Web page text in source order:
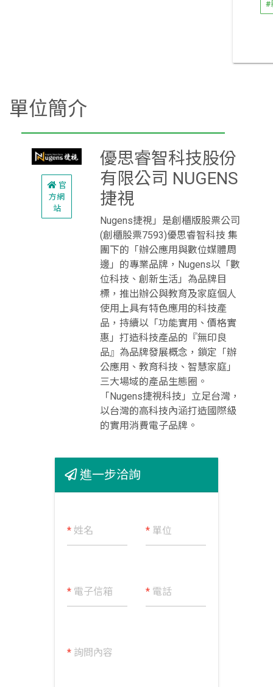
#
單位簡介
官
方網
站
優思睿智科技股份
有限公司 NUGENS
捷視
Nugens捷視」是創櫃版股票公司
(創櫃股票7593)優思睿智科技 集
團下的「辦公應用與數位媒體周
邊」的專業品牌，Nugens以「數
位科技、創新生活」為品牌目
標，推出辦公與教育及家庭個人
使用上具有特色應用的科技產
品，持續以「功能實用、價格實
惠」打造科技產品的『無印良
品』為品牌發展概念，鎖定「辦
公應用、教育科技、智慧家庭」
三大場域的產品生態圈。
「Nugens捷視科技」立足台灣，
以台灣的高科技內涵打造國際級
的實用消費電子品牌。
進一步洽詢
*姓名 * 單位
*電子信箱 * 電話
*詢問內容